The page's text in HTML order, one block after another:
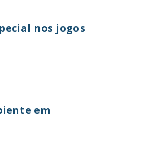
nos jogos
em